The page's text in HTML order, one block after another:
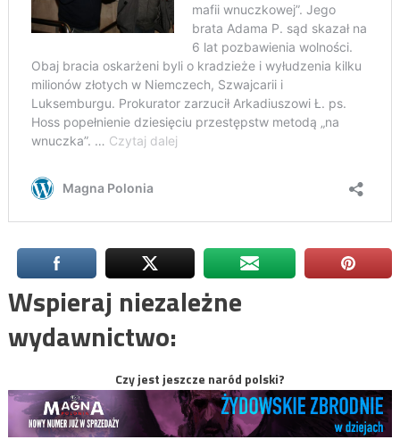
Wspieraj niezależne
wydawnictwo:
Czy jest jeszcze naród polski?